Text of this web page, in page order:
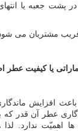
پشت جعبه یا
مشتریان می
یا کیفیت عطر
افزایش
عطر آن قدر که
اهمیّت ندارد.